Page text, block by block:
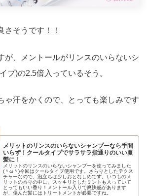
さそうです！！
が、メントールがリンスのいらないシ
プ)の2.5倍入っているそう。
ゃ汗をかくので、とっても楽しみです
メリットのリンスのいらないシャンプーなら手間
いらず！クールタイプでサラサラ指通りのいい夏
髪に！
メリットのリンスのいらないシャンプーを使ってみました
(＾ω＾)今回はクールタイプ使用です。さらりとしたテクス
チャーなので、泡立ちは少しおとなしめです。いつものメ
リットの香りの中に、スッキリとしたミントも入っていて
とってもいい香り！メントール入りで爽快感があります
が、傷んだ髪にはトリートメントが必要ですね。